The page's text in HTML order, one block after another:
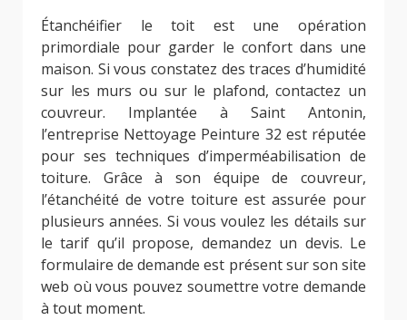
Étanchéifier le toit est une opération
primordiale pour garder le confort dans une
maison. Si vous constatez des traces d’humidité
sur les murs ou sur le plafond, contactez un
couvreur. Implantée à Saint Antonin,
l’entreprise Nettoyage Peinture 32 est réputée
pour ses techniques d’imperméabilisation de
toiture. Grâce à son équipe de couvreur,
l’étanchéité de votre toiture est assurée pour
plusieurs années. Si vous voulez les détails sur
le tarif qu’il propose, demandez un devis. Le
formulaire de demande est présent sur son site
web où vous pouvez soumettre votre demande
à tout moment.